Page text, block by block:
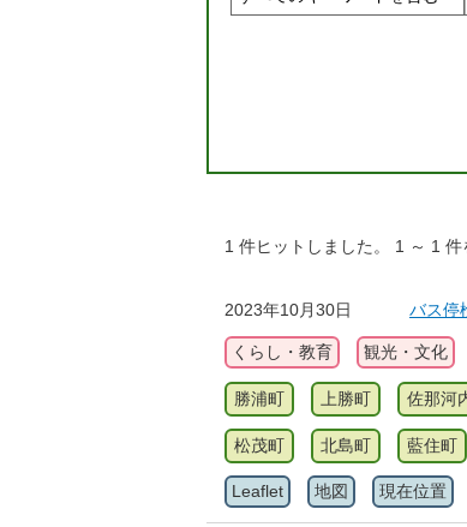
1 件ヒットしました。 1 ～ 1 件
2023年10月30日 バス停
くらし・教育 観光・文化
勝浦町 上勝町 佐那河
松茂町 北島町 藍住町
Leaflet 地図 現在位置